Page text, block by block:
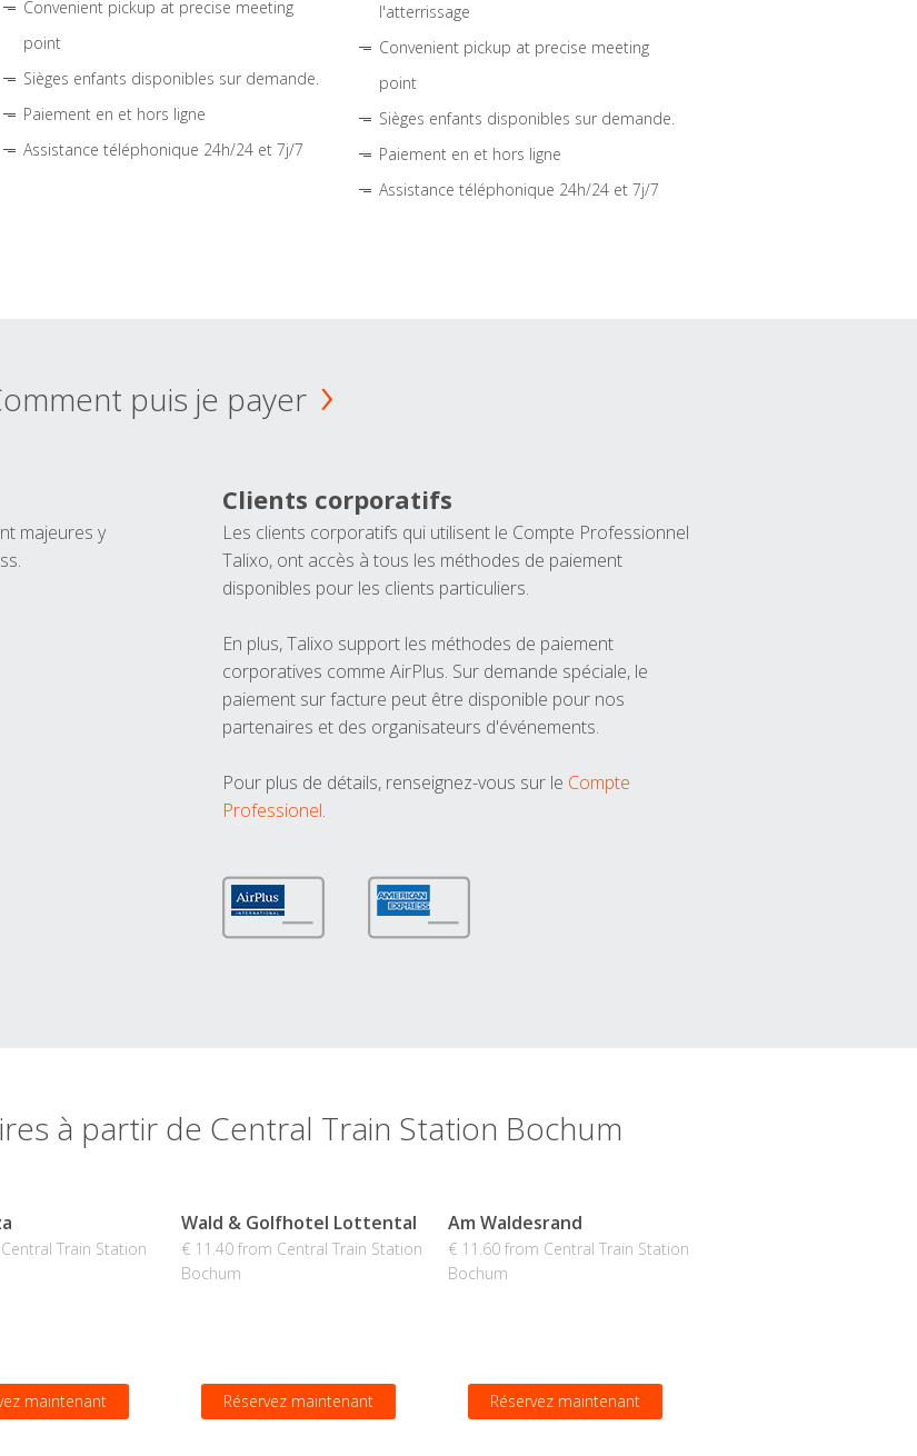
Convenient pickup at precise meeting
point
Sièges enfants disponibles sur demande.
Paiement en et hors ligne
Assistance téléphonique 24h/24 et 7j/7
l'atterrissage
Convenient pickup at precise meeting
point
Sièges enfants disponibles sur demande.
Paiement en et hors ligne
Assistance téléphonique 24h/24 et 7j/7
puis je payer
majeures y
Clients corporatifs
Les clients corporatifs qui utilisent le Compte Professionnel
Talixo, ont accès à tous les méthodes de paiement
disponibles pour les clients particuliers.
En plus, Talixo support les méthodes de paiement
corporatives comme AirPlus. Sur demande spéciale, le
paiement sur facture peut être disponible pour nos
partenaires et des organisateurs d'événements.
Pour plus de détails, renseignez-vous sur le Compte
Professionel.
à partir de Central Train Station Bochum
Train Station
maintenant
Wald & Golfhotel Lottental
€ 11.40 from Central Train Station
Bochum
Réservez maintenant
Am Waldesrand
€ 11.60 from Central Train Station
Bochum
Réservez maintenant